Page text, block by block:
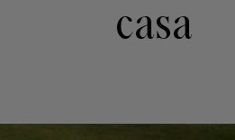
casa